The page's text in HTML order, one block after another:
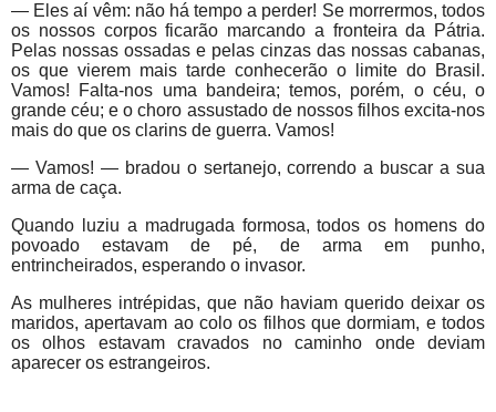
— Eles aí vêm: não há tempo a perder! Se morrermos, todos
os nossos corpos ficarão marcando a fronteira da Pátria.
Pelas nossas ossadas e pelas cinzas das nossas cabanas,
os que vierem mais tarde conhecerão o limite do Brasil.
Vamos! Falta-nos uma bandeira; temos, porém, o céu, o
grande céu; e o choro assustado de nossos filhos excita-nos
mais do que os clarins de guerra. Vamos!
— Vamos! — bradou o sertanejo, correndo a buscar a sua
arma de caça.
Quando luziu a madrugada formosa, todos os homens do
povoado estavam de pé, de arma em punho,
entrincheirados, esperando o invasor.
As mulheres intrépidas, que não haviam querido deixar os
maridos, apertavam ao colo os filhos que dormiam, e todos
os olhos estavam cravados no caminho onde deviam
aparecer os estrangeiros.